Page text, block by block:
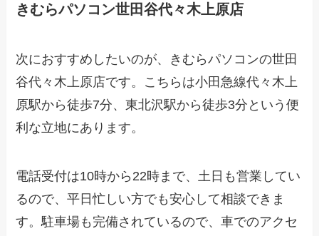
きむらパソコン世田谷代々木上原店
次におすすめしたいのが、きむらパソコンの世田
谷代々木上原店です。こちらは小田急線代々木上
原駅から徒歩7分、東北沢駅から徒歩3分という便
利な立地にあります。
電話受付は10時から22時まで、土日も営業してい
るので、平日忙しい方でも安心して相談できま
す。駐車場も完備されているので、車でのアクセ